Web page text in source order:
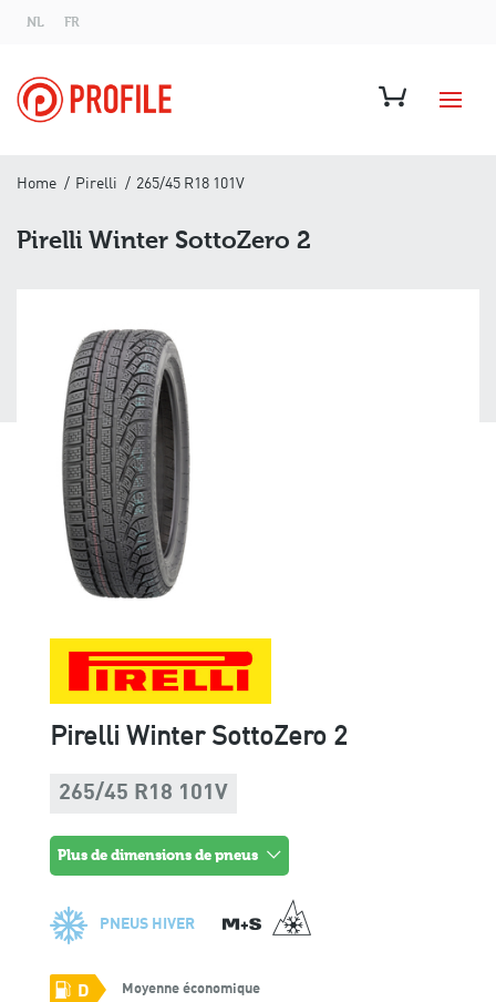
NL FR
Home Pirelli 265/45 R18 101V
Pirelli Winter SottoZero 2
Pirelli Winter SottoZero 2
265/45 R18 101V
plus de dimensions de pneus
PNEUS HIVER
D Moyenne économique